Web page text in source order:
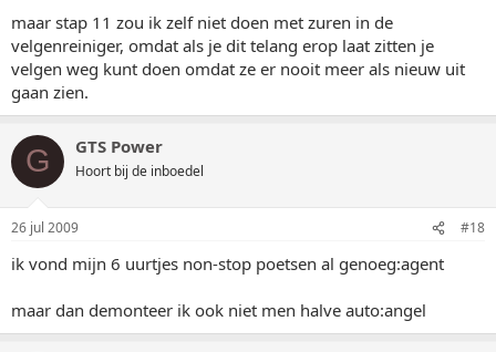
maar stap 11 zou ik zelf niet doen met zuren in de
velgenreiniger, omdat als je dit telang erop laat zitten je
velgen weg kunt doen omdat ze er nooit meer als nieuw uit
gaan zien.
G GTS Power
Hoort bij de inboedel
26 jul 2009 #18
ik vond mijn 6 uurtjes non-stop poetsen al genoeg:agent
maar dan demonteer ik ook niet men halve auto:angel